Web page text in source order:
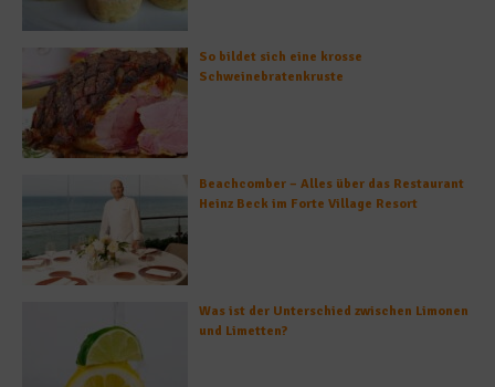
So bildet sich eine krosse
Schweinebratenkruste
Beachcomber – Alles über das Restaurant
Heinz Beck im Forte Village Resort
Was ist der Unterschied zwischen Limonen
und Limetten?